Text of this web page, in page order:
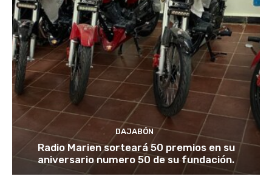
DAJABÓN
Radio Marien sorteará 50 premios en su
aniversario numero 50 de su fundación.